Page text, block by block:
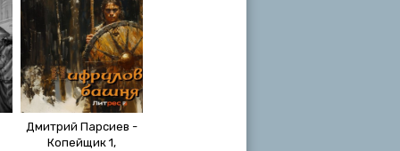
Дмитрий Парсиев -
Копейщик 1,